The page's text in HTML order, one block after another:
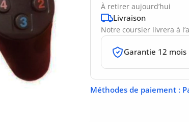
À retirer aujourd’hui
Livraison
Notre coursier livrera à
Garantie 12 mois
Méthodes de paiement :